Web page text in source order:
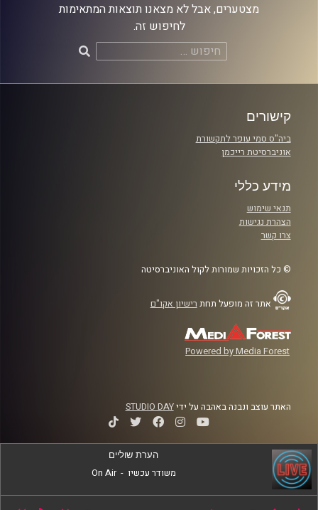
מצטערים, אבל לא מצאנו תוצאות המתאימות
לחיפוש זה.
חיפוש:
קישורים
ביה"ס סמי עופר לתקשורת
אוניברסיטת רייכמן
מידע כללי
תנאי שימוש
הצהרת נגישות
צרו קשר
© כל הזכויות שמורות לקול האוניברסיטה
אתר זה מופעל תחת רישיון אקו"ם
Powered by Media Forest
האתר עוצב ונבנה באהבה על ידיSTUDIO DAY
הערת שוליים
משודר עכשיו -
On Air